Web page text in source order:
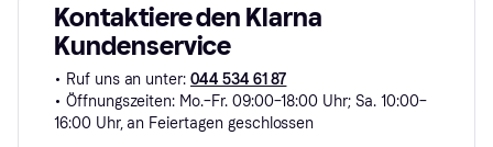
Kontaktiere den Klarna
Kundenservice
• Ruf uns an unter:044 534 61 87
• Öffnungszeiten: Mo.–Fr. 09:00–18:00 Uhr; Sa. 10:00–
16:00 Uhr, an Feiertagen geschlossen